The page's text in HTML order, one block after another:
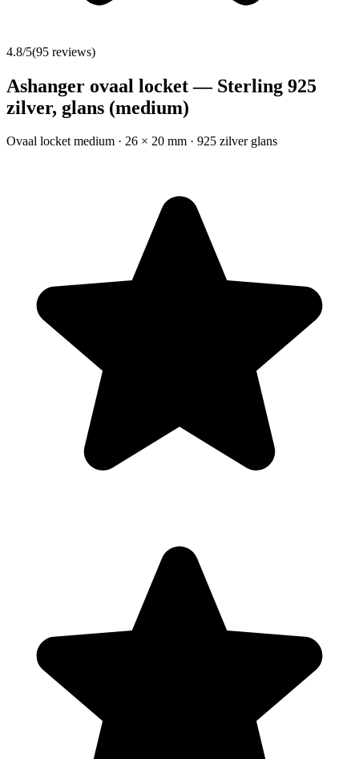
4.8/5(95 reviews)
Ashanger ovaal locket — Sterling 925
zilver, glans (medium)
Ovaal locket medium · 26 × 20 mm · 925 zilver glans